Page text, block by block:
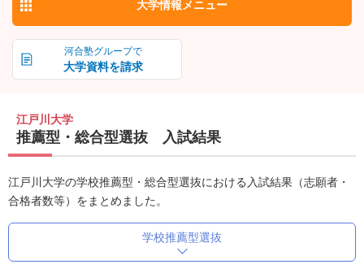
河合塾グループで
大学資料を請求
大学情報 メニュー
江戸川大学
推薦型・総合型選抜 入試結果
江戸川大学の学校推薦型・総合型選抜における入試結果（志願者・
合格者数等）をまとめました。
学校推薦型選抜